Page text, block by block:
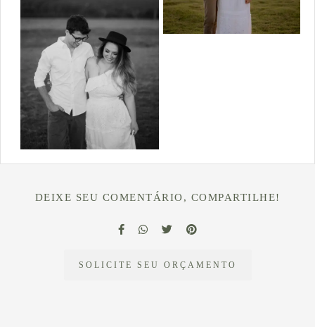
DEIXE SEU COMENTÁRIO, COMPARTILHE!
SOLICITE SEU ORÇAMENTO